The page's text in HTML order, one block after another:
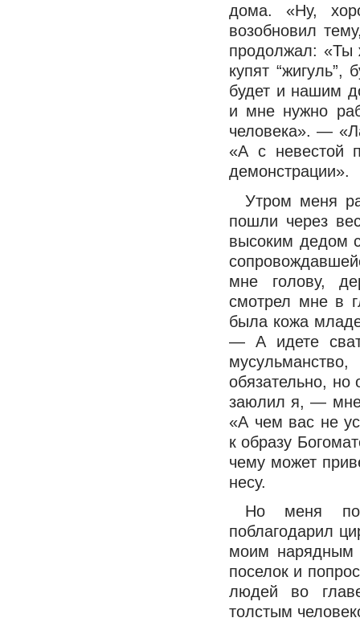
дома. «Ну,
возобновил
продолжал: «Ты
купят
будет и нашим
и мне нужно
человека». —
«А с невестой
демонстрации».
Утром меня
пошли через
высоким дедом
мне голову,
смотрел мне в
была кожа
— А идете
обязательно,
заюлил я, — мне
«А чем вас не
к образу
чему может
несу.
Но меня
поблагодарил
моим нарядным
поселок и
людей во
толстым